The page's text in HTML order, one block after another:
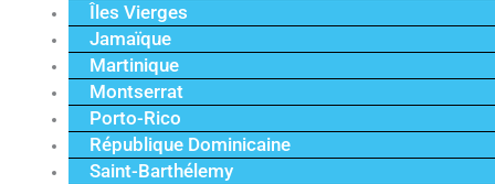
Îles Vierges
Jamaïque
Martinique
Montserrat
Porto-Rico
République Dominicaine
Saint-Barthélemy